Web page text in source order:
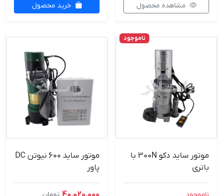
مشاهده محصول خرید محصول
ناموجود
موتور ساید دکو 300N با
باتری
موتور ساید 600 نیوتن DC
پاور